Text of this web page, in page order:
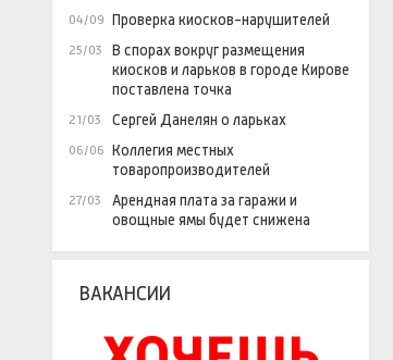
04/09 Проверка киосков-нарушителей
25/03
В спорах вокруг размещения
киосков и ларьков в городе Кирове
поставлена точка
21/03 Сергей Данелян о ларьках
06/06 Коллегия местных
товаропроизводителей
27/03
Арендная плата за гаражи и
овощные ямы будет снижена
ВАКАНСИИ